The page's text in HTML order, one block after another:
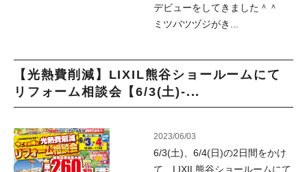
デビューをしてきました＾＾
ミツバツヅジがき...
【光熱費削減】LIXIL熊谷ショールームにて
リフォーム相談会【6/3(土)-...
2023/06/03
6/3(土)、6/4(日)の2日間をかけ
て、LIXIL熊谷ショールームにて